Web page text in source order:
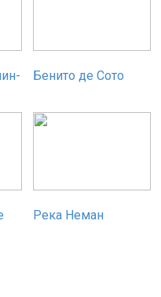
Бенито де Сото
Река Неман